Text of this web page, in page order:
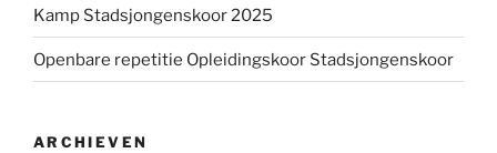
Kamp Stadsjongenskoor 2025
Openbare repetitie Opleidingskoor Stadsjongenskoor
ARCHIEVEN